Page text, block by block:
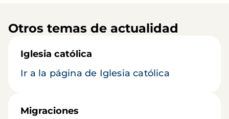
Otros temas de actualidad
Iglesia católica
Ir a la página de Iglesia católica
Migraciones